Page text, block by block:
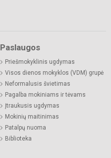
Paslaugos
Priešmokyklinis ugdymas
Visos dienos mokyklos (VDM) grupė
Neformalusis švietimas
Pagalba mokiniams ir tėvams
Įtraukusis ugdymas
Mokinių maitinimas
Patalpų nuoma
Biblioteka